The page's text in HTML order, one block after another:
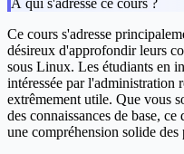
À qui s'adresse ce cours ?
Ce cours s'adresse
désireux d'approfondir leurs
sous Linux. Les étudiants en
intéressée par l'administration
extrêmement utile. Que vous
des connaissances de base,
une compréhension solide des